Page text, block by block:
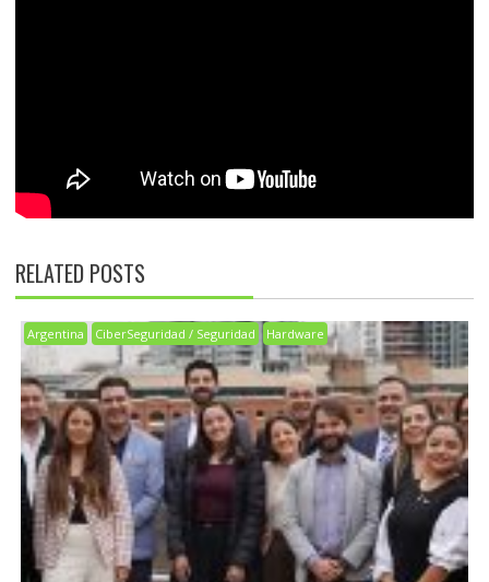
RELATED POSTS
Argentina CiberSeguridad / Seguridad Hardware